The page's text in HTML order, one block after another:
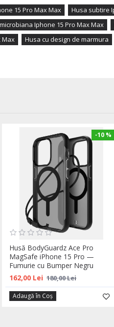
15 Pro Max Max
Husa subtire
Iphone 15 Pro Max Max
Max
Husa cu design de marmura
-10 %
Husă BodyGuardz Ace Pro
MagSafe iPhone 15 Pro —
Fumurie cu Bumper Negru
162,00 Lei 180,00 Lei
Adaugă în Coş